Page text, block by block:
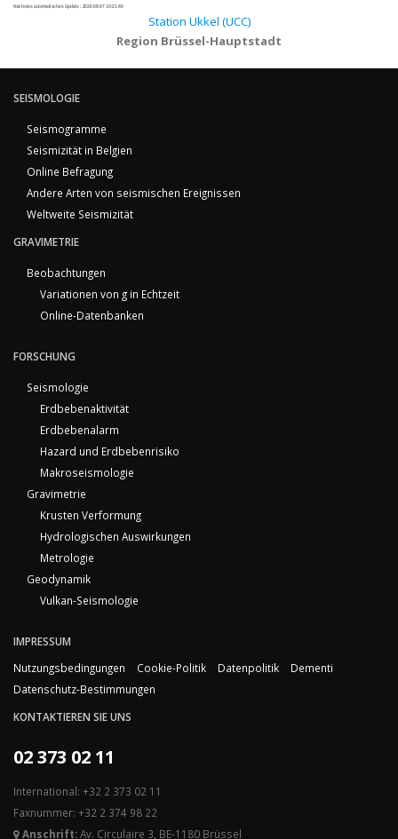
Nächstes automatisches Update : 2026-08-07 10:21:40
Station Ukkel (UCC)
Region Brüssel-Hauptstadt
SEISMOLOGIE
Seismogramme
Seismizität in Belgien
Online Befragung
Andere Arten von seismischen Ereignissen
Weltweite Seismizität
GRAVIMETRIE
Beobachtungen
Variationen von g in Echtzeit
Online-Datenbanken
FORSCHUNG
Seismologie
Erdbebenaktivität
Erdbebenalarm
Hazard und Erdbebenrisiko
Makroseismologie
Gravimetrie
Krusten Verformung
Hydrologischen Auswirkungen
Metrologie
Geodynamik
Vulkan-Seismologie
IMPRESSUM
Nutzungsbedingungen
Cookie-Politik Datenpolitik
Dementi
Datenschutz-Bestimmungen
KONTAKTIEREN SIE UNS
02 373 02 11
International: +32 2 373 02 11
Faxnummer: +32 2 374 98 22
Anschrift:Av. Circulaire 3, BE-1180 Brüssel